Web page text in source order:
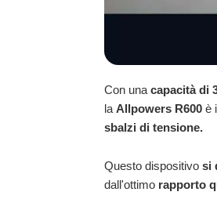
Con una capacità di
la Allpowers R600 è
sbalzi di tensione.
Questo dispositivo si
dall'ottimo rapporto